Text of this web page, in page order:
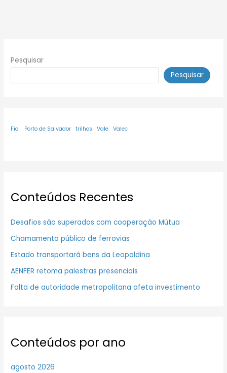
Pesquisar
Pesquisar
Fiol Porto de Salvador trilhos Vale Valec
Conteúdos Recentes
Desafios são superados com cooperação Mútua
Chamamento público de ferrovias
Estado transportará bens da Leopoldina
AENFER retoma palestras presenciais
Falta de autoridade metropolitana afeta investimento
Conteúdos por ano
agosto 2026